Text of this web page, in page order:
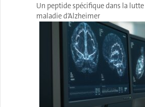
Un peptide spécifique dans la
maladie d’Alzheimer